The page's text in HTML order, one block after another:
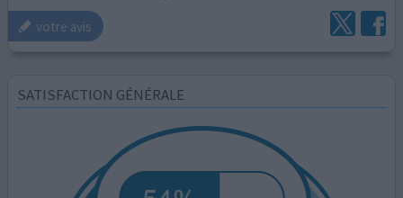
votre avis
SATISFACTION GÉNÉRALE